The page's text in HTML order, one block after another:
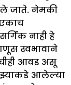
जाते. नेमकी
नाही हे
स्वभावाने
आवड असू
आलेल्या